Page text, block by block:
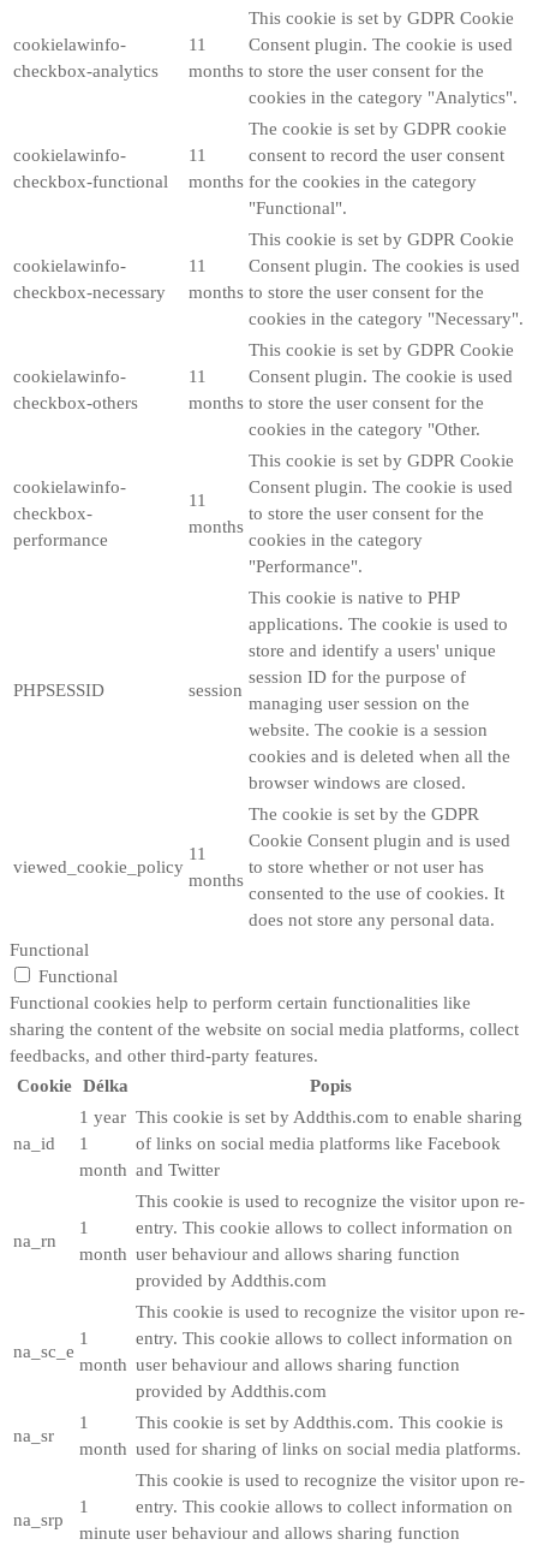
cookielawinfo-
checkbox-analytics
11
months
This cookie is set by GDPR Cookie
Consent plugin. The cookie is used
to store the user consent for the
cookies in the category "Analytics".
cookielawinfo-
checkbox-functional
11
months
The cookie is set by GDPR cookie
consent to record the user consent
for the cookies in the category
"Functional".
cookielawinfo-
checkbox-necessary
11
months
This cookie is set by GDPR Cookie
Consent plugin. The cookies is used
to store the user consent for the
cookies in the category "Necessary".
cookielawinfo-
checkbox-others
11
months
This cookie is set by GDPR Cookie
Consent plugin. The cookie is used
to store the user consent for the
cookies in the category "Other.
cookielawinfo-
checkbox-
performance
11
months
This cookie is set by GDPR Cookie
Consent plugin. The cookie is used
to store the user consent for the
cookies in the category
"Performance".
PHPSESSID session
This cookie is native to PHP
applications. The cookie is used to
store and identify a users' unique
session ID for the purpose of
managing user session on the
website. The cookie is a session
cookies and is deleted when all the
browser windows are closed.
viewed_cookie_policy
11
months
The cookie is set by the GDPR
Cookie Consent plugin and is used
to store whether or not user has
consented to the use of cookies. It
does not store any personal data.
Functional
Functional
Functional cookies help to perform certain functionalities like
sharing the content of the website on social media platforms, collect
feedbacks, and other third-party features.
Cookie Délka Popis
na_id
1 year
1
month
This cookie is set by Addthis.com to enable sharing
of links on social media platforms like Facebook
and Twitter
na_rn
1
month
This cookie is used to recognize the visitor upon re-
entry. This cookie allows to collect information on
user behaviour and allows sharing function
provided by Addthis.com
na_sc_e
1
month
This cookie is used to recognize the visitor upon re-
entry. This cookie allows to collect information on
user behaviour and allows sharing function
provided by Addthis.com
na_sr
1
month
This cookie is set by Addthis.com. This cookie is
used for sharing of links on social media platforms.
na_srp
1
minute
This cookie is used to recognize the visitor upon re-
entry. This cookie allows to collect information on
user behaviour and allows sharing function